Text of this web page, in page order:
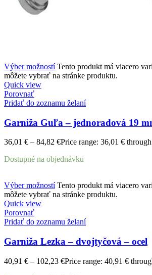
Výber možností Tento produkt má viacero
môžete vybrať na stránke produktu.
Quick view
Porovnať
Pridať do zoznamu želaní
Garniža Guľa – jednoradová 19
36,01 € – 84,82 €Price range: 36,01 €
Dostupné na objednávku
Výber možností Tento produkt má viacero
môžete vybrať na stránke produktu.
Quick view
Porovnať
Pridať do zoznamu želaní
Garniža Lezka – dvojtyčová – ocel
40,91 € – 102,23 €Price range: 40,91 €